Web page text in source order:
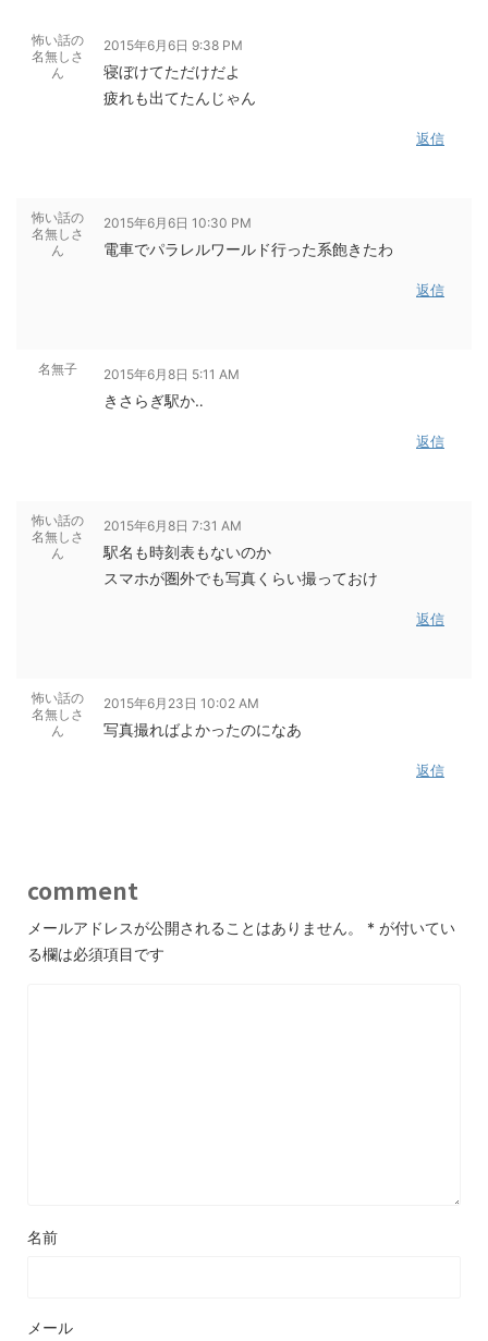
怖い話の
名無しさ
ん
2015年6月6日 9:38 PM
寝ぼけてただけだよ
疲れも出てたんじゃん
返信
怖い話の
名無しさ
ん
2015年6月6日 10:30 PM
電車でパラレルワールド行った系飽きたわ
返信
名無子 2015年6月8日 5:11 AM
きさらぎ駅か‥
返信
怖い話の
名無しさ
ん
2015年6月8日 7:31 AM
駅名も時刻表もないのか
スマホが圏外でも写真くらい撮っておけ
返信
怖い話の
名無しさ
ん
2015年6月23日 10:02 AM
写真撮ればよかったのになあ
返信
comment
メールアドレスが公開されることはありません。 * が付いてい
る欄は必須項目です
名前
メール